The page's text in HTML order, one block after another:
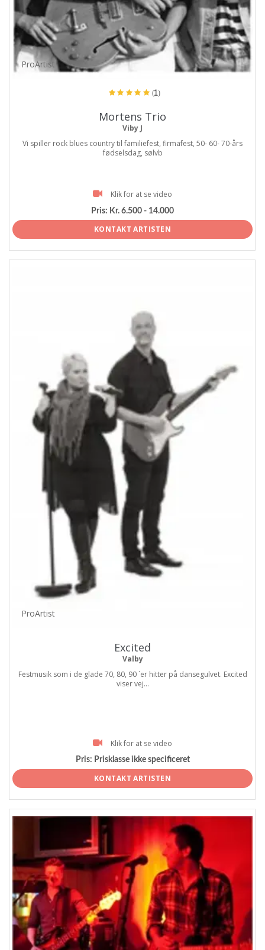
ProArtist
(1)
Mortens Trio
Viby J
Vi spiller rock blues country til familiefest, firmafest, 50- 60- 70-års
fødselsdag, sølvb
Klik for at se video
Pris: Kr. 6.500 - 14.000
KONTAKT ARTISTEN
ProArtist
Excited
Valby
Festmusik som i de glade 70, 80, 90 ´er hitter på dansegulvet. Excited
viser vej...
Klik for at se video
Pris: Prisklasse ikke specificeret
KONTAKT ARTISTEN